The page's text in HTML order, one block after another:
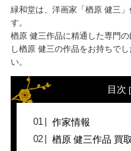
緑和堂は、洋画家「楢原 健三
す。
楢原 健三作品に精通した専門
し楢原 健三の作品をお持ちで
い。
目次 [
作家情報
楢原 健三作品 買